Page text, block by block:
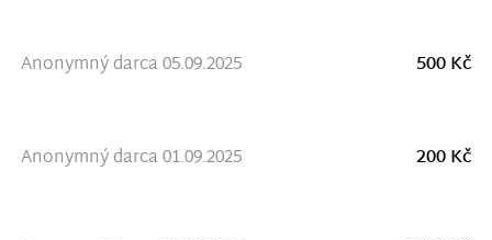
Anonymný darca 05.09.2025 500 Kč
Anonymný darca 01.09.2025 200 Kč